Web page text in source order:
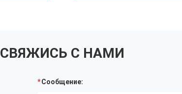
СВЯЖИСЬ С НАМИ
Сообщение: